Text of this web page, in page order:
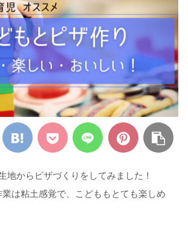
地からピザづくりをしてみました！
は粘土感覚で、こどももとても楽しめ